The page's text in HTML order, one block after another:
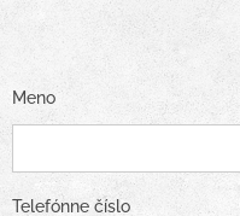
Meno
Telefónne číslo